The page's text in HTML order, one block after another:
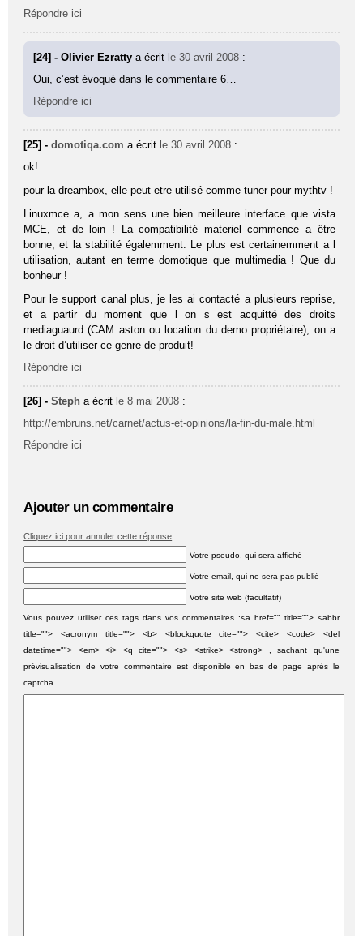
Répondre ici
[24] - Olivier Ezrattya écrit le 30 avril 2008 :
Oui, c’est évoqué dans le commentaire 6…
Répondre ici
[25] -domotiqa.com a écrit le 30 avril 2008 :
ok!
pour la dreambox, elle peut etre utilisé comme tuner pour mythtv !
Linuxmce a, a mon sens une bien meilleure interface que vista
MCE, et de loin ! La compatibilité materiel commence a être
bonne, et la stabilité égalemment. Le plus est certainemment a l
utilisation, autant en terme domotique que multimedia ! Que du
bonheur !
Pour le support canal plus, je les ai contacté a plusieurs reprise,
et a partir du moment que l on s est acquitté des droits
mediaguaurd (CAM aston ou location du demo propriétaire), on a
le droit d’utiliser ce genre de produit!
Répondre ici
[26] -Steph a écrit le 8 mai 2008 :
http://embruns.net/carnet/actus-et-opinions/la-fin-du-male.html
Répondre ici
Ajouter un commentaire
Cliquez ici pour annuler cette réponse
Votre pseudo, qui sera affiché
Votre email, qui ne sera pas publié
Votre site web (facultatif)
Vous pouvez utiliser ces tags dans vos commentaires :<a href="" title=""> <abbr
title=""> <acronym title=""> <b> <blockquote cite=""> <cite> <code> <del
datetime=""> <em> <i> <q cite=""> <s> <strike> <strong> , sachant qu'une
prévisualisation de votre commentaire est disponible en bas de page après le
captcha.